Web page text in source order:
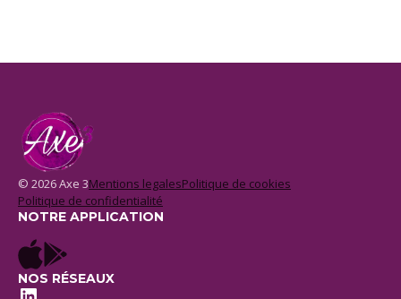
© 2026 Axe 3Mentions legalesPolitique de cookies
Politique de confidentialité
NOTRE APPLICATION
NOS RÉSEAUX